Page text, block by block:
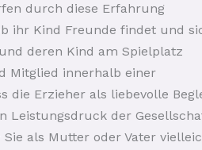
durch diese Erfahrung
ihr Kind Freunde findet und
deren Kind am Spielplatz
Mitglied innerhalb einer
die Erzieher als liebevolle
Leistungsdruck der
als Mutter oder Vater